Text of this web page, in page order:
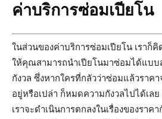
ค่าบริการซ่อมเปียโน
ในส่วนของค่าบริการซ่อมเปียโน เราก็
ให้คุณสามารถนำเปียโนมาซ่อมได้แบบ
กังวล ซึ่งหากใครที่กลัวว่าซ่อมแล้วราค
อยู่หรือเปล่า ก็หมดความกังวลไปได้เล
เราจะดำเนินการตกลงในเรื่องของรา